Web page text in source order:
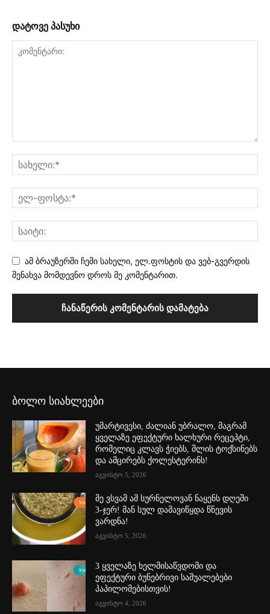
დატოვე პასუხი
ამ ბრაუზერში ჩემი სახელი, ელ.ფოსტის და ვებ-გვერდის
შენახვა მომდევნო დროს მე კომენტარით.
ბოლო სიახლეები
უმარტივესი, ძალიან უბრალო, მაგრამ
ყველაზე ეფექტური ხალხური რეცეპტი,
რომელიც კლავს ჭიებს, შლის ტოქსინებს
და ამცირებს ქოლესტერინს!
აგვისტო 5, 2026
მე ვსვამ ამ სურნელოვან ნაყენს დღეში
3-ჯერ! მან სულ დამავიწყდა წნევის
ვარდნა!
აგვისტო 5, 2026
3 ყველაზე ხელმისაწვდომი და
ეფექტური ბუნებრივი საშუალებები
პაპილომებისთვის!
აგვისტო 4, 2026